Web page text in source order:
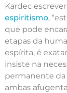
Kardec
espiritismo,
que pode
etapas da
espírita, é
insiste na
permanente da
ambas